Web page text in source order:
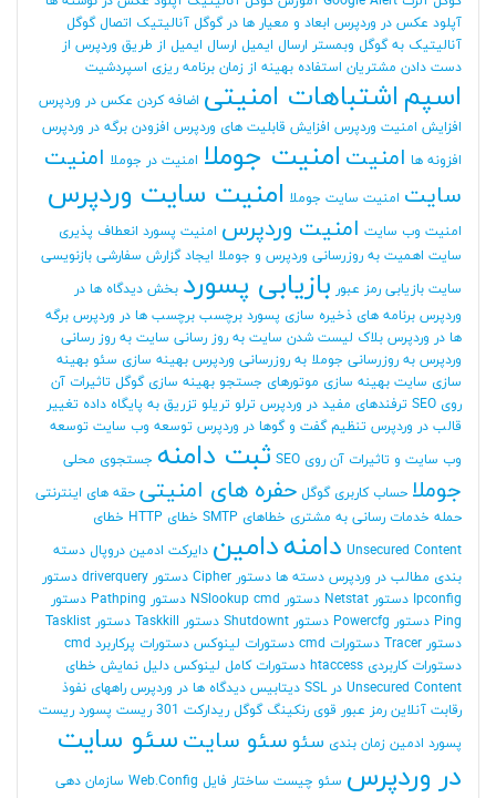
آپلود عکس در وردپرس ابعاد و معیار ها در گوگل آنالیتیک اتصال گوگل
آنالیتیک به گوگل وبمستر ارسال ایمیل ارسال ایمیل از طریق وردپرس از
دست دادن مشتریان استفاده بهینه از زمان برنامه ریزی اسپردشیت
اسپم اشتباهات امنیتی اضافه کردن عکس در وردپرس
افزایش امنیت وردپرس افزایش قابلیت های وردپرس افزودن برگه در وردپرس
افزونه ها امنیت امنیت جوملا امنیت در جوملا امنیت
سایت امنیت سایت جوملا امنیت سایت وردپرس
امنیت وب سایت امنیت وردپرس امنیت پسورد انعطاف پذیری
سایت اهمیت به روزرسانی وردپرس و جوملا ایجاد گزارش سفارشی بازنویسی
سایت بازیابی رمز عبور بازیابی پسورد بخش دیدگاه ها در
وردپرس برنامه های ذخیره سازی پسورد برچسب برچسب ها در وردپرس برگه
ها در وردپرس بلاک لیست شدن سایت به روز رسانی سایت به روز رسانی
وردپرس به روزرسانی جوملا به روزرسانی وردپرس بهینه سازی سئو بهینه
سازی سایت بهینه سازی موتورهای جستجو بهینه سازی گوگل تاثیرات آن
روی SEO
ترفندهای مفید در وردپرس ترلو تریلو تزریق به پایگاه داده تغییر
قالب در وردپرس تنظیم گفت و گوها در وردپرس توسعه وب سایت توسعه
وب سایت و تاثیرات آن روی SEO
ثبت دامنه جستجوی محلی
جوملا حساب کاربری گوگل حفره های امنیتی حقه های اینترنتی
حمله خدمات رسانی به مشتری خطاهای SMTP خطای HTTP
خطای
Unsecured Content دامنهدامین دایرکت ادمین دروپال دسته
بندی مطالب در وردپرس دسته ها دستور Cipher دستور driverquery
دستور
Ipconfig دستور Netstat دستور NSlookup cmd دستور Pathping
دستور
Ping دستور Powercfg دستور Shutdownt دستور Taskkill
دستور Tasklist
دستور Tracer
دستورات cmd دستورات لینوکس دستورات پرکاربرد cmd
دستورات کاربردی htaccess
دستورات کامل لینوکس دلیل نمایش خطای
Unsecured Content در SSL
دیتابیس دیدگاه ها در وردپرس راههای نفوذ
رقابت آنلاین رمز عبور قوی رنکینگ گوگل ریدارکت 301 ریست پسورد ریست
پسورد ادمین زمان بندی سئو سئو سایت سئو سایت
در وردپرس سئو چیست ساختار فایل Web.Config
سازمان دهی